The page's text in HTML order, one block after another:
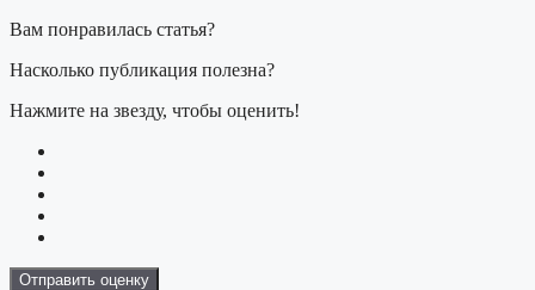
Вам понравилась статья?
Насколько публикация полезна?
Нажмите на звезду, чтобы оценить!
Отправить оценку